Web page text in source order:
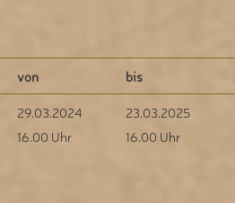
von bis
29.03.2024
16.00 Uhr
23.03.2025
16.00 Uhr